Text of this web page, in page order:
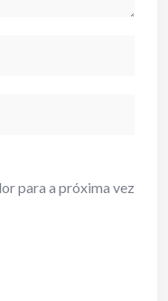
para a próxima vez